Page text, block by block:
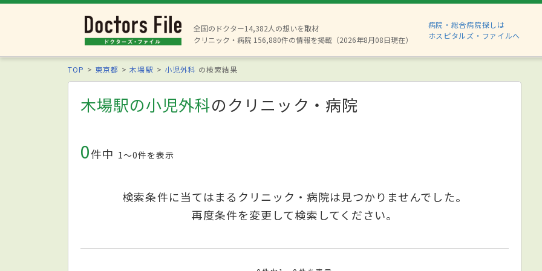
全国のドクター14,382人の想いを取材
クリニック・病院 156,880件の情報を掲載（2026年8月08日現在）
病院・総合病院探しは
ホスピタルズ・ファイルへ
TOP 東京都 木場駅 小児外科 の検索結果
木場駅の小児外科のクリニック・病院
0件中 1〜0件を表示
検索条件に当てはまるクリニック・病院は見つかりませんでした。
再度条件を変更して検索してください。